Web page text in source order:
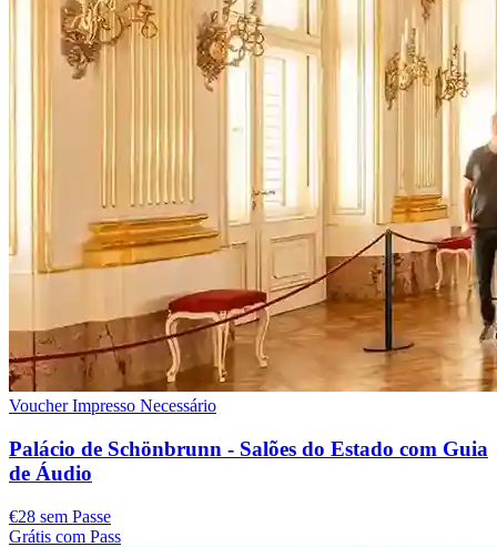
Voucher Impresso Necessário
Palácio de Schönbrunn - Salões do Estado com Guia
de Áudio
€28 sem Passe
Grátis com Pass